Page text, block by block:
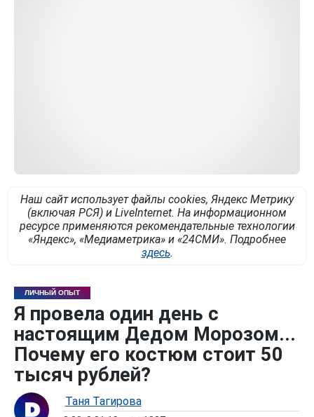
Наш сайт использует файлы cookies, Яндекс Метрику
(включая РСЯ) и LiveInternet. На информационном
ресурсе применяются рекомендательные технологии
«Яндекс», «Медиаметрика» и «24СМИ». Подробнее
здесь.
ЛИЧНЫЙ ОПЫТ
Я провела один день с
настоящим Дедом Морозом...
Почему его костюм стоит 50
тысяч рублей?
Таня Тагирова